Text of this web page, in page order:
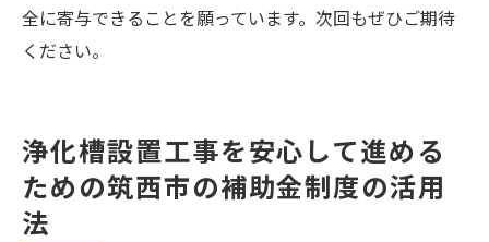
全に寄与できることを願っています。次回もぜひご期待
ください。
浄化槽設置工事を安心して進める
ための筑西市の補助金制度の活用
法